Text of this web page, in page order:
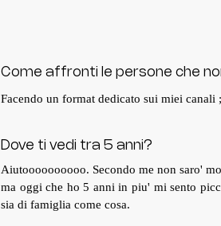
Come affronti le persone che
Facendo un format dedicato sui miei canali
Dove ti vedi tra 5 anni?
Aiutoooooooooo. Secondo me non saro'
ma oggi che ho 5 anni in piu' mi sento
sia di famiglia come cosa.